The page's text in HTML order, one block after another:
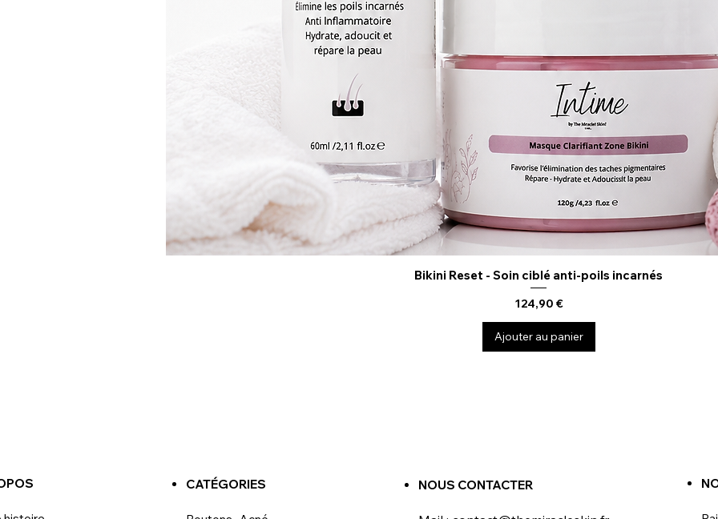
Aperçu rapide
Bikini Reset - Soin ciblé anti-poils incarnés
Prix
124,90 €
Ajouter au panier
CATÉGORIES NOUS CONTACTER